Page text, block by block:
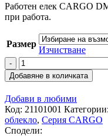
Работен елек CARGO
при работа.
Размер
Изчистване
количество
за
Работен
елек
CARGO
DM
Добавяне в количката
Добави в любими
Код: 21101001 Категории:
облекло, Серия CARGO
Сподели: